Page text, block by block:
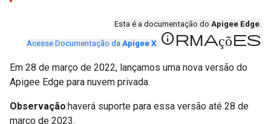
Esta é a documentação do Apigee Edge.
Acesse Documentação da Apigee X. informações
Em 28 de março de 2022, lançamos uma nova versão do
Apigee Edge para nuvem privada.
Observação:haverá suporte para essa versão até 28 de
março de 2023.